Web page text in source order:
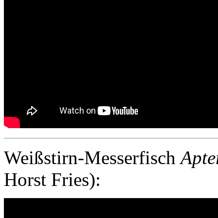
Weißstirn-Messerfisch
Horst Fries):